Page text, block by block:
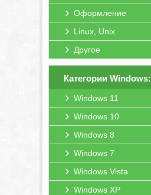
Оформление
Linux, Unix
Другое
Категории Windows:
Windows 11
Windows 10
Windows 8
Windows 7
Windows Vista
Windows XP